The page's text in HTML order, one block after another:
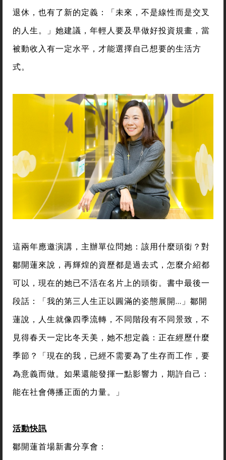
退休，也有了新的定義：「未來，不是線性而是交叉
的人生。」她建議，年輕人要及早做好投資規畫，當
被動收入有一定水平，才能選擇自己想要的生活方
式。
這兩年應邀演講，主辦單位問她：該用什麼頭銜？對
鄒開蓮來說，再輝煌的資歷都是過去式，怎麼介紹都
可以，現在的她已不活在名片上的頭銜。書中最後一
段話：「我的第三人生正以圓滿的姿態展開…」鄒開
蓮說，人生就像四季流轉，不同階段有不同景致，不
見得春天一定比冬天美，她不想定義：正在經歷什麼
季節？「現在的我，已經不需要為了生存而工作，要
為意義而做。如果還能發揮一點影響力，期許自己：
能在社會傳播正面的力量。」
活動快訊
鄒開蓮首場新書分享會：